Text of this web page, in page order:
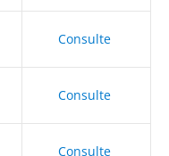
Consulte
Consulte
Consulte